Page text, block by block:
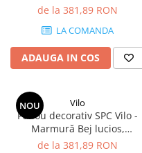
mm, 2.88 mp/cutie (4 panouri)
de la 381,89 RON
LA COMANDA
ADAUGA IN COS
NOU Vilo
Panou decorativ SPC Vilo -
Marmură Bej lucios,
1200×600×4 mm, 2.88
de la 381,89 RON